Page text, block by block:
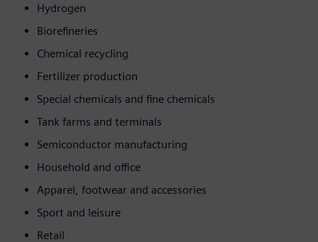
Hydrogen
Biorefineries
Chemical recycling
Fertilizer production
Special chemicals and fine chemicals
Tank farms and terminals
Semiconductor manufacturing
Household and office
Apparel, footwear and accessories
Sport and leisure
Retail